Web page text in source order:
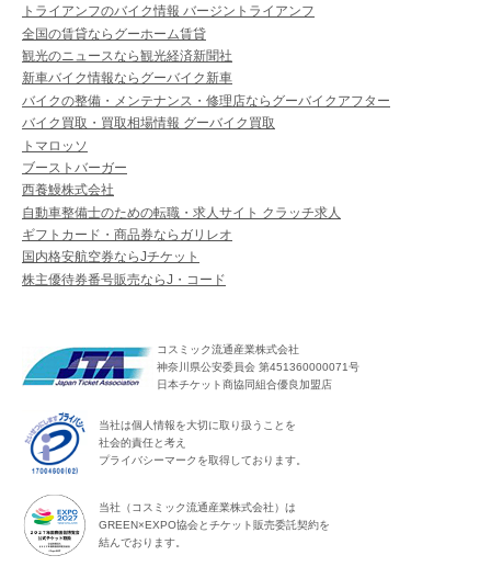
トライアンフのバイク情報 バージントライアンフ
全国の賃貸ならグーホーム賃貸
観光のニュースなら観光経済新聞社
新車バイク情報ならグーバイク新車
バイクの整備・メンテナンス・修理店ならグーバイクアフター
バイク買取・買取相場情報 グーバイク買取
トマロッソ
ブーストバーガー
西養鰻株式会社
自動車整備士のための転職・求人サイト クラッチ求人
ギフトカード・商品券ならガリレオ
国内格安航空券ならJチケット
株主優待券番号販売ならJ・コード
コスミック流通産業株式会社
神奈川県公安委員会 第451360000071号
日本チケット商協同組合優良加盟店
当社は個人情報を大切に取り扱うことを
社会的責任と考え
プライバシーマークを取得しております。
当社（コスミック流通産業株式会社）は
GREEN×EXPO協会とチケット販売委託契約を
結んでおります。